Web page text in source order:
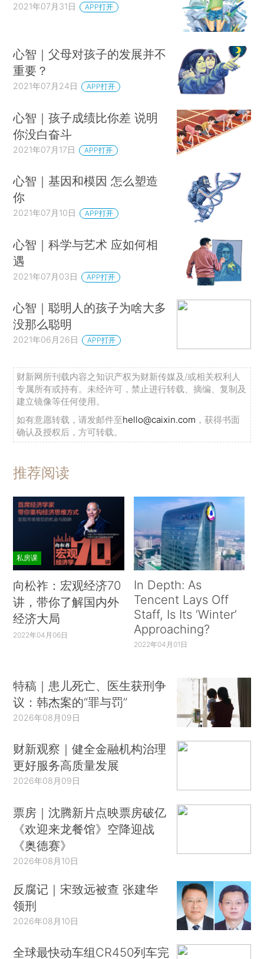
2021年07月31日 APP打开
心智｜父母对孩子的发展并不
重要？
2021年07月24日 APP打开
心智｜孩子成绩比你差 说明
你没白奋斗
2021年07月17日 APP打开
心智｜基因和模因 怎么塑造
你
2021年07月10日 APP打开
心智｜科学与艺术 应如何相
遇
2021年07月03日 APP打开
心智｜聪明人的孩子为啥大多
没那么聪明
2021年06月26日 APP打开
财新网所刊载内容之知识产权为财新传媒及/或相关权利人
专属所有或持有。未经许可，禁止进行转载、摘编、复制及
建立镜像等任何使用。
如有意愿转载，请发邮件至hello@caixin.com ，获得书面
确认及授权后，方可转载。
推荐阅读
私房课
向松祚：宏观经济70
讲，带你了解国内外
经济大局
2022年04月06日
In Depth: As
Tencent Lays Off
Staff, Is Its ‘Winter’
Approaching?
2022年04月01日
特稿｜患儿死亡、医生获刑争
议：韩杰案的“罪与罚”
2026年08月09日
财新观察｜健全金融机构治理
更好服务高质量发展
2026年08月09日
票房｜沈腾新片点映票房破亿
《欢迎来龙餐馆》空降迎战
《奥德赛》
2026年08月10日
反腐记｜宋致远被查 张建华
领刑
2026年08月10日
全球最快动车组CR450列车完